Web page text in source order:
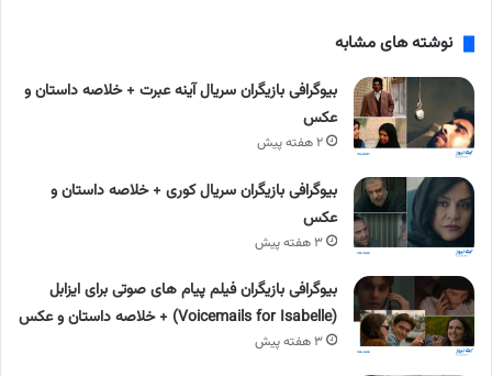
نوشته های مشابه
بیوگرافی بازیگران سریال آینه عبرت + خلاصه داستان و
عکس
۲ هفته پیش
بیوگرافی بازیگران سریال کوری + خلاصه داستان و
عکس
۳ هفته پیش
بیوگرافی بازیگران فیلم پیام های صوتی برای ایزابل
(Voicemails for Isabelle) + خلاصه داستان و عکس
۳ هفته پیش